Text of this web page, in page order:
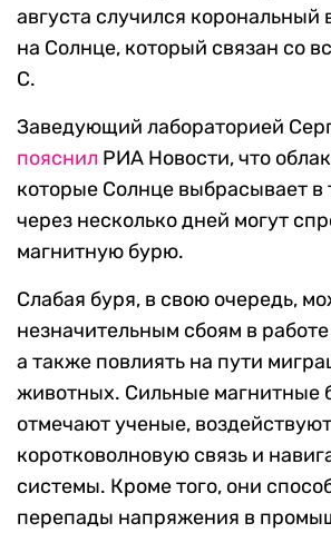
августа случился корональный
на Солнце, который связан со
C.
Заведующий лабораторией
пояснил РИА Новости, что
которые Солнце выбрасывает в
через несколько дней могут
магнитную бурю.
Слабая буря, в свою очередь,
незначительным сбоям в
а также повлиять на пути
животных. Сильные магнитные
отмечают ученые,
коротковолновую связь и
системы. Кроме того, они
перепады напряжения в